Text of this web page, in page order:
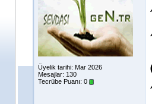
Üyelik tarihi: Mar 2026
Mesajlar: 130
Tecrübe Puanı: 0